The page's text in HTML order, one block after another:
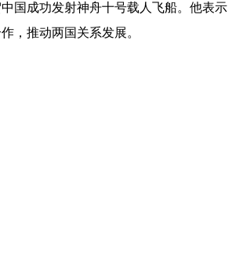
国成功发射神舟十号载人飞船。他表
，推动两国关系发展。